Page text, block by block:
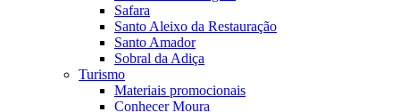
Safara
Santo Aleixo da Restauração
Santo Amador
Sobral da Adiça
Turismo
Materiais promocionais
Conhecer Moura